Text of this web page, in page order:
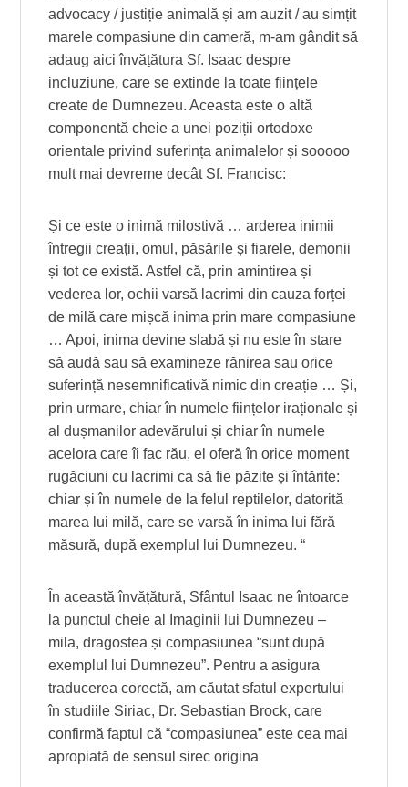
advocacy / justiție animală și am auzit / au simțit
marele compasiune din cameră, m-am gândit să
adaug aici învățătura Sf. Isaac despre
incluziune, care se extinde la toate ființele
create de Dumnezeu. Aceasta este o altă
componentă cheie a unei poziții ortodoxe
orientale privind suferința animalelor și sooooo
mult mai devreme decât Sf. Francisc:
Și ce este o inimă milostivă … arderea inimii
întregii creații, omul, păsările și fiarele, demonii
și tot ce există. Astfel că, prin amintirea și
vederea lor, ochii varsă lacrimi din cauza forței
de milă care mișcă inima prin mare compasiune
… Apoi, inima devine slabă și nu este în stare
să audă sau să examineze rănirea sau orice
suferință nesemnificativă nimic din creație … Și,
prin urmare, chiar în numele ființelor iraționale și
al dușmanilor adevărului și chiar în numele
acelora care îi fac rău, el oferă în orice moment
rugăciuni cu lacrimi ca să fie păzite și întărite:
chiar și în numele de la felul reptilelor, datorită
marea lui milă, care se varsă în inima lui fără
măsură, după exemplul lui Dumnezeu. “
În această învățătură, Sfântul Isaac ne întoarce
la punctul cheie al Imaginii lui Dumnezeu –
mila, dragostea și compasiunea “sunt după
exemplul lui Dumnezeu”. Pentru a asigura
traducerea corectă, am căutat sfatul expertului
în studiile Siriac, Dr. Sebastian Brock, care
confirmă faptul că “compasiunea” este cea mai
apropiată de sensul sirec origina